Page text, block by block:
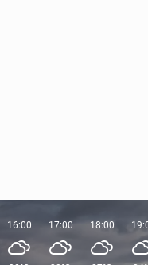
16:00 17:00 18:00